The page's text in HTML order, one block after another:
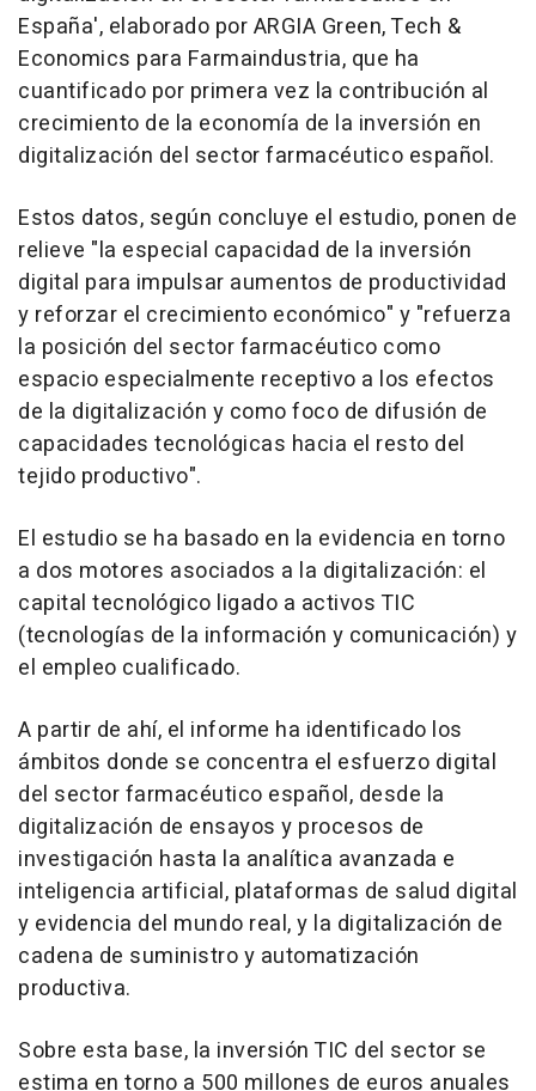
España', elaborado por ARGIA Green, Tech &
Economics para Farmaindustria, que ha
cuantificado por primera vez la contribución al
crecimiento de la economía de la inversión en
digitalización del sector farmacéutico español.
Estos datos, según concluye el estudio, ponen de
relieve "la especial capacidad de la inversión
digital para impulsar aumentos de productividad
y reforzar el crecimiento económico" y "refuerza
la posición del sector farmacéutico como
espacio especialmente receptivo a los efectos
de la digitalización y como foco de difusión de
capacidades tecnológicas hacia el resto del
tejido productivo".
El estudio se ha basado en la evidencia en torno
a dos motores asociados a la digitalización: el
capital tecnológico ligado a activos TIC
(tecnologías de la información y comunicación) y
el empleo cualificado.
A partir de ahí, el informe ha identificado los
ámbitos donde se concentra el esfuerzo digital
del sector farmacéutico español, desde la
digitalización de ensayos y procesos de
investigación hasta la analítica avanzada e
inteligencia artificial, plataformas de salud digital
y evidencia del mundo real, y la digitalización de
cadena de suministro y automatización
productiva.
Sobre esta base, la inversión TIC del sector se
estima en torno a 500 millones de euros anuales